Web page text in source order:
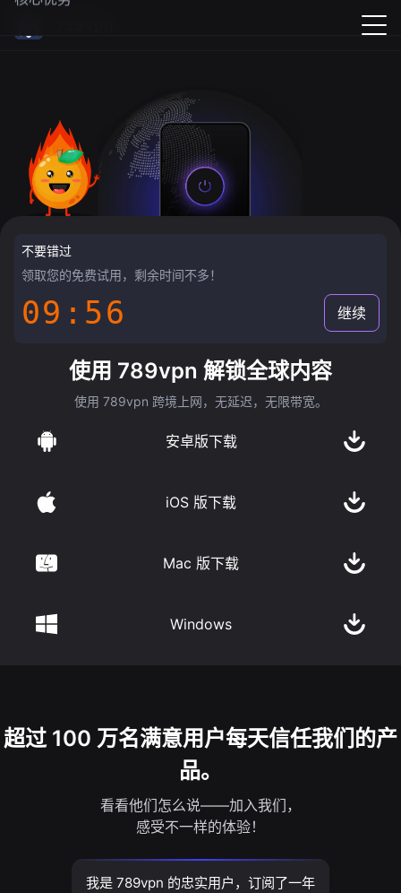
不要错过
领取您的免费试用，剩余时间不多！
09:55 继续
使用 789vpn 解锁全球内容
使用 789vpn 跨境上网，无延迟，无限带宽。
安卓版下载
iOS 版下载
Mac 版下载
Windows
超过 100 万名满意用户每天信任我们的产
品。
看看他们怎么说——加入我们，
感受不一样的体验！
我是 789vpn 的忠实用户，订阅了一年